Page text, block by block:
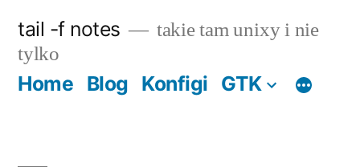
content
tail -f notes
takie tam unixy i nie
tylko
Home Blog Konfigi GTK